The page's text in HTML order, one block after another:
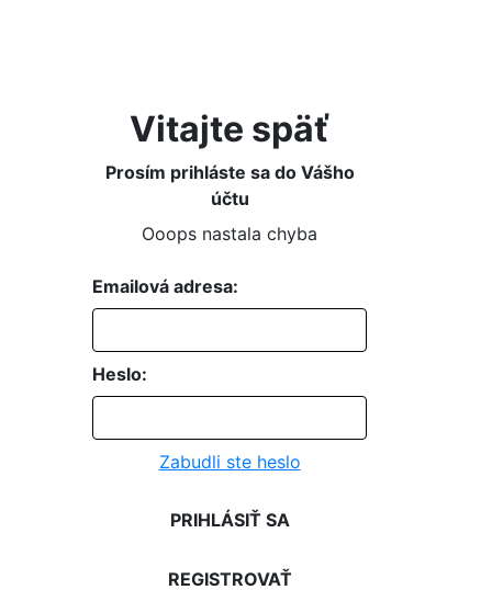
Vitajte späť
Prosím prihláste sa do Vášho
účtu
Ooops nastala chyba
Emailová adresa:
Heslo:
Zabudli ste heslo
PRIHLÁSIŤ SA
REGISTROVAŤ